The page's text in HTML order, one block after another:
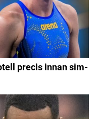
precis innan sim-